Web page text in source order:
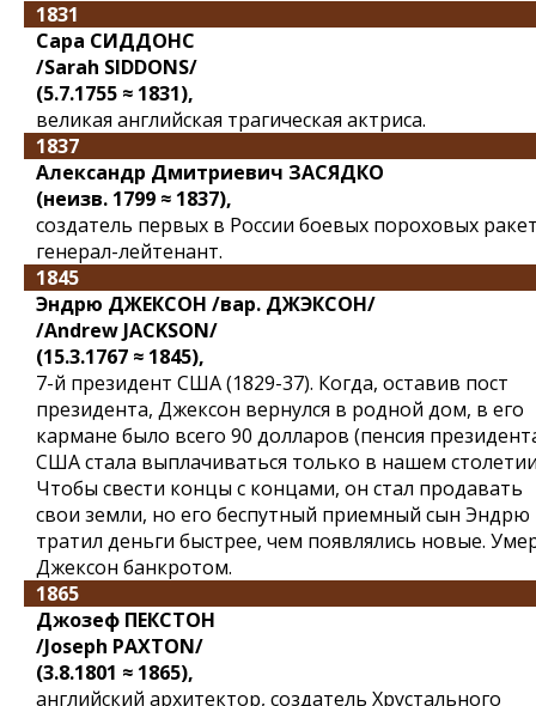
1831
Сара СИДДОНС
/Sarah SIDDONS/
(5.7.1755 ≈ 1831),
великая английская трагическая актриса.
1837
Александр Дмитриевич ЗАСЯДКО
(неизв. 1799 ≈ 1837),
создатель первых в России боевых пороховых
генерал-лейтенант.
1845
Эндрю ДЖЕКСОН /вар. ДЖЭКСОН/
/Andrew JACKSON/
(15.3.1767 ≈ 1845),
7-й президент США (1829-37). Когда, оставив пост
президента, Джексон вернулся в родной дом, в его
кармане было всего 90 долларов (пенсия
США стала выплачиваться только в нашем
Чтобы свести концы с концами, он стал продавать
свои земли, но его беспутный приемный сын Эндрю
тратил деньги быстрее, чем появлялись новые.
Джексон банкротом.
1865
Джозеф ПЕКСТОН
/Joseph PAXTON/
(3.8.1801 ≈ 1865),
английский архитектор, создатель Хрустального